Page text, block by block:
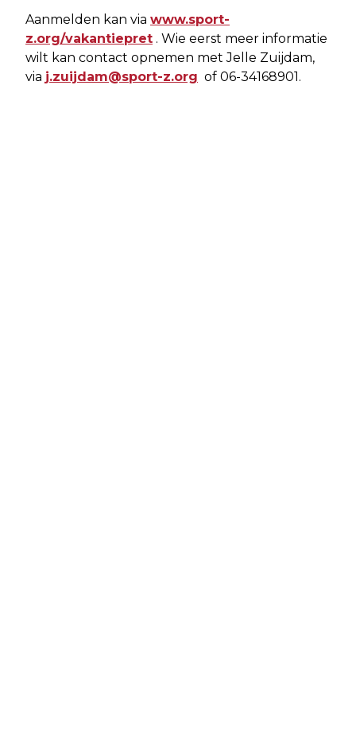
Aanmelden kan via www.sport-
z.org/vakantiepret . Wie eerst meer informatie
wilt kan contact opnemen met Jelle Zuijdam,
via j.zuijdam@sport-z.org of 06-34168901.